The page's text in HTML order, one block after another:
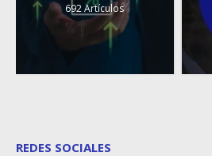
692 Artículos
REDES SOCIALES